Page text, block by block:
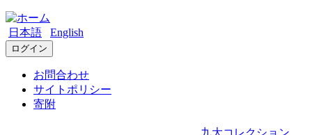
日本語 English
ログイン
お問合わせ
サイトポリシー
寄附
九大コレクション